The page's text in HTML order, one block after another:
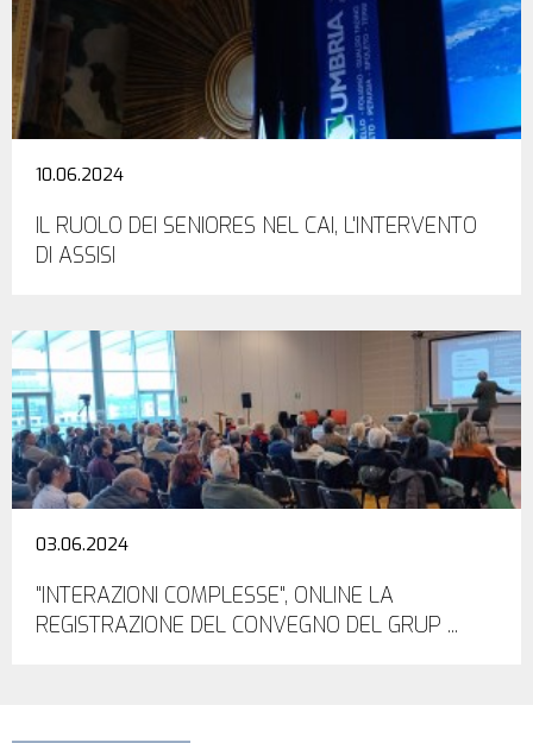
10.06.2024
IL RUOLO DEI SENIORES NEL CAI, L'INTERVENTO
DI ASSISI
03.06.2024
"INTERAZIONI COMPLESSE", ONLINE LA
REGISTRAZIONE DEL CONVEGNO DEL GRUP ...